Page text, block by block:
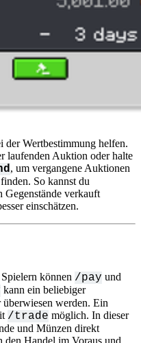
der Wertbestimmung helfen.
laufenden Auktion oder halte
, um vergangene Auktionen
So kannst du
verkauft
einschätzen.
können /pay und
kann ein beliebiger
überwiesen werden. Ein
/trade möglich. In dieser
und Münzen direkt
den Handel im Voraus und